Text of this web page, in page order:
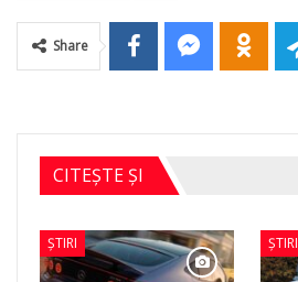
Share
CITEȘTE ȘI
ȘTIRI ȘTIRI